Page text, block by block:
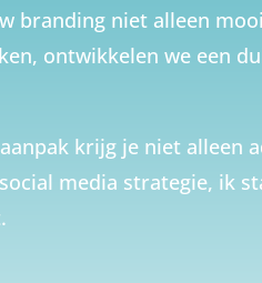
branding niet alleen
ontwikkelen we een
krijg je niet alleen
media strategie, ik